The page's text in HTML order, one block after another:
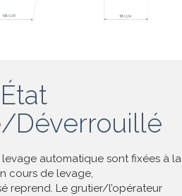
État
Déverrouillé
automatique sont fixées à la
cours de levage,
reprend. Le grutier/l’opérateur